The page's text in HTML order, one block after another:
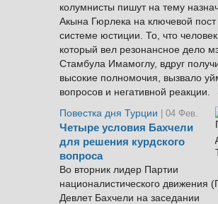
колумнисты пишут на тему
Акына Гюрлека на ключевой пост
системе юстиции. То, что
который вел резонансное дело
Стамбула Имамоглу, вдруг
высокие полномочия, вызвало
вопросов и негативной реакции.
Повестка дня Турции
| 04 Фев.
Четыре условия Бахчели
для решения курдского
вопроса
Во вторник лидер Партии
националистического движения
Девлет Бахчели на заседании